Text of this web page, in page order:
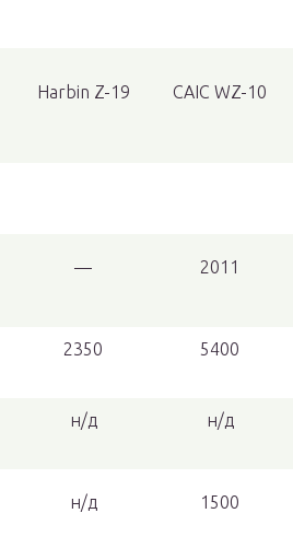
Harbin Z-19 CAIC WZ-10
— 2011
2350 5400
н/д н/д
н/д 1500